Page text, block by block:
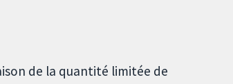
de la quantité limitée de